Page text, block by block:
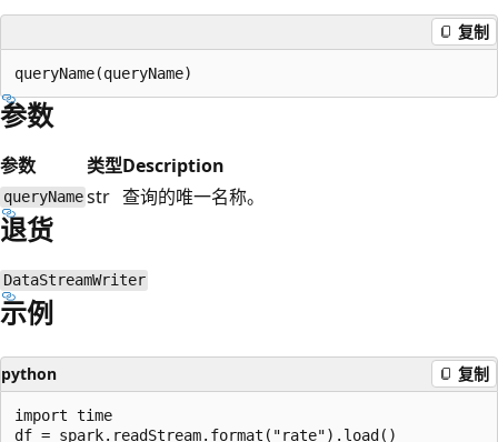
复制
参数
参数 类型Description
queryName str 查询的唯一名称。
退货
DataStreamWriter
示例
python 复制
import time
df = spark.readStream.format("rate").load()